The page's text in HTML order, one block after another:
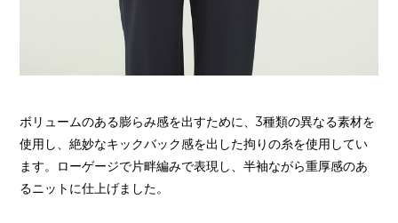
ボリュームのある膨らみ感を出すために、3種類の異なる素材を
使用し、絶妙なキックバック感を出した拘りの糸を使用してい
ます。ローゲージで片畔編みで表現し、半袖ながら重厚感のあ
るニットに仕上げました。